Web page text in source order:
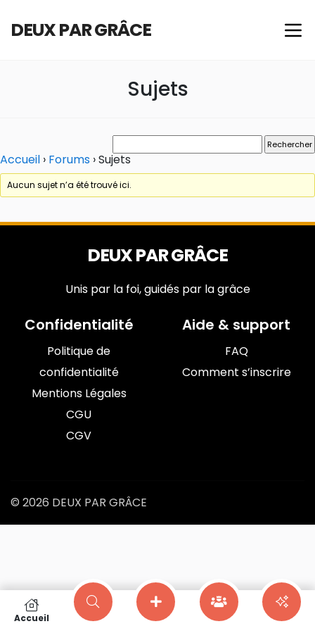
DEUX PAR GRÂCE
Sujets
Accueil › Forums ›Sujets
Aucun sujet n’a été trouvé ici.
DEUX PAR GRÂCE
Unis par la foi, guidés par la grâce
Confidentialité
Politique de
confidentialité
Mentions Légales
CGU
CGV
Aide & support
FAQ
Comment s’inscrire
© 2026 DEUX PAR GRÂCE
Accueil